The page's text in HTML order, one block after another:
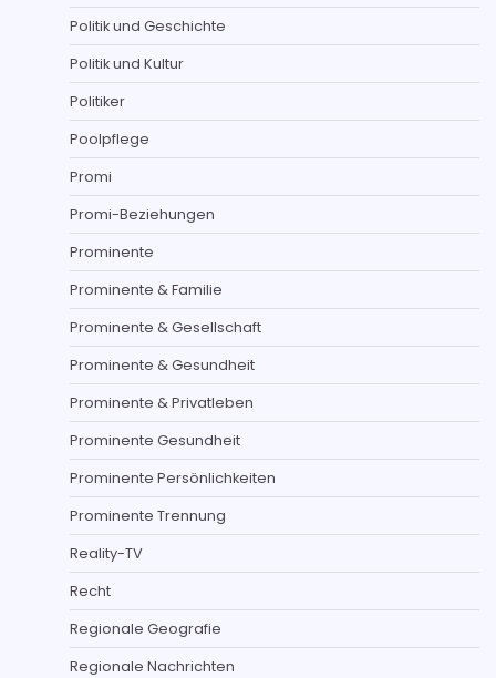
Politik und Geschichte
Politik und Kultur
Politiker
Poolpflege
Promi
Promi-Beziehungen
Prominente
Prominente & Familie
Prominente & Gesellschaft
Prominente & Gesundheit
Prominente & Privatleben
Prominente Gesundheit
Prominente Persönlichkeiten
Prominente Trennung
Reality-TV
Recht
Regionale Geografie
Regionale Nachrichten